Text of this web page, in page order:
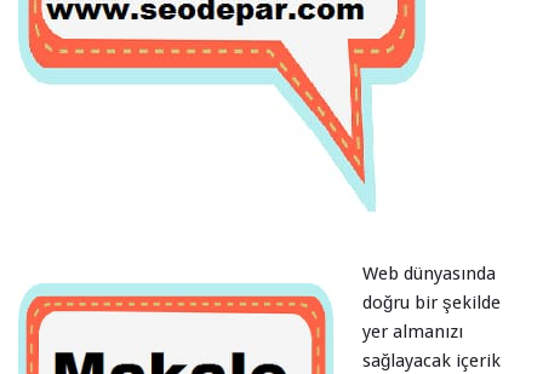
Web dünyasında
doğru bir şekilde
yer almanızı
sağlayacak içerik